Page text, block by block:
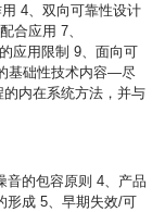
4、双向可靠性设计
合应用 7、
应用限制 9、面向可
基础性技术内容—尽
内在系统方法，并与
音的包容原则 4、产品
形成 5、早期失效/可